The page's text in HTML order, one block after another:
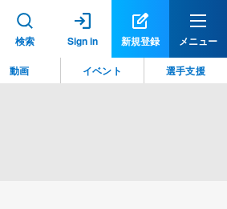
検索 Sign in 新規登録 メニュー
動画 イベント 選手支援